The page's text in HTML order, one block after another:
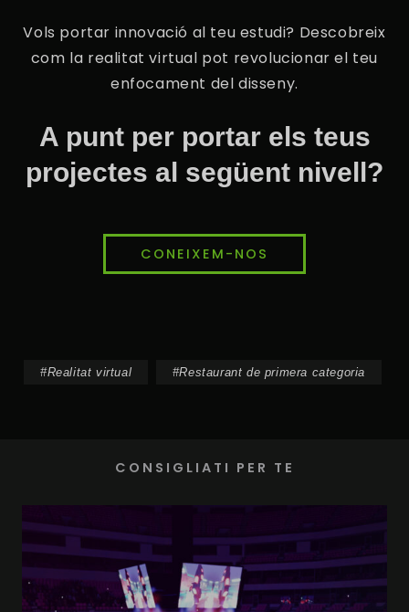
Vols portar innovació al teu estudi? Descobreix
com la realitat virtual pot revolucionar el teu
enfocament del disseny.
A punt per portar els teus
projectes al següent nivell?
CONEIXEM-NOS
#Realitat virtual #Restaurant de primera categoria
CONSIGLIATI PER TE